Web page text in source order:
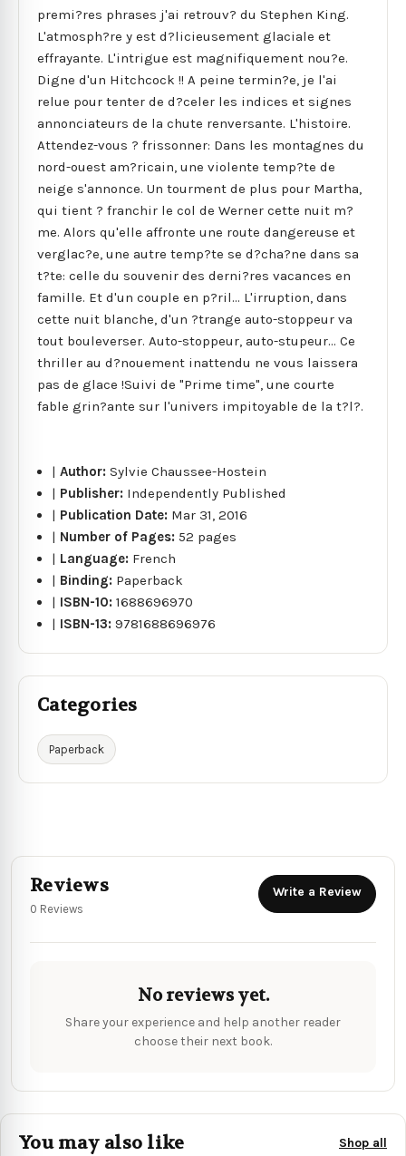
premi?res phrases j'ai retrouv? du Stephen King.
L'atmosph?re y est d?licieusement glaciale et
effrayante. L'intrigue est magnifiquement nou?e.
Digne d'un Hitchcock !! A peine termin?e, je l'ai
relue pour tenter de d?celer les indices et signes
annonciateurs de la chute renversante. L'histoire.
Attendez-vous ? frissonner: Dans les montagnes du
nord-ouest am?ricain, une violente temp?te de
neige s'annonce. Un tourment de plus pour Martha,
qui tient ? franchir le col de Werner cette nuit m?
me. Alors qu'elle affronte une route dangereuse et
verglac?e, une autre temp?te se d?cha?ne dans sa
t?te: celle du souvenir des derni?res vacances en
famille. Et d'un couple en p?ril... L'irruption, dans
cette nuit blanche, d'un ?trange auto-stoppeur va
tout bouleverser. Auto-stoppeur, auto-stupeur... Ce
thriller au d?nouement inattendu ne vous laissera
pas de glace !Suivi de "Prime time", une courte
fable grin?ante sur l'univers impitoyable de la t?l?.
|Author:Sylvie Chaussee-Hostein
| Publisher: Independently Published
| Publication Date: Mar 31, 2016
| Number of Pages: 52 pages
| Language: French
| Binding: Paperback
| ISBN-10:1688696970
| ISBN-13:9781688696976
Categories
Paperback
Reviews
0 Reviews
Write a Review
No reviews yet.
Share your experience and help another reader
choose their next book.
You may also like Shop all